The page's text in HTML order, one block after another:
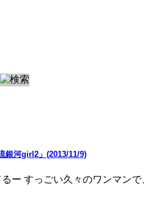
銀河girl2」(2013/11/9)
ー すっごい久々のワンマン